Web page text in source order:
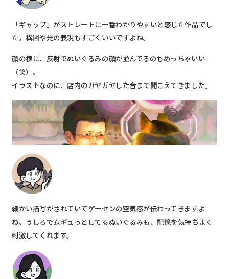
「ギャップ」がストレートに一番わかりやすいと感じた作品でし
た。構図や光の表現もすごくいいですよね。
顔の横に、反射でぬいぐるみの顔が並んでるのもめっちゃいい
（笑）。
イラストなのに、店内のガヤガヤした音まで聞こえてきました。
細かい描写がされていてゲーセンの空気感が伝わってきますよ
ね。うしろでムギュっとしてるぬいぐるみも、記憶を気持ちよく
刺激してくれます。